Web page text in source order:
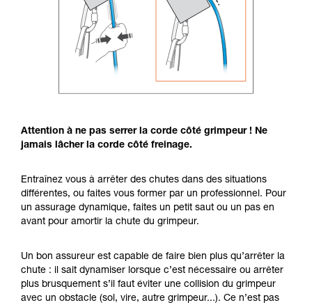
Attention à ne pas serrer la corde côté grimpeur ! Ne
jamais lâcher la corde côté freinage.
Entraînez vous à arrêter des chutes dans des situations
différentes, ou faites vous former par un professionnel. Pour
un assurage dynamique, faites un petit saut ou un pas en
avant pour amortir la chute du grimpeur.
Un bon assureur est capable de faire bien plus qu’arrêter la
chute : il sait dynamiser lorsque c’est nécessaire ou arrêter
plus brusquement s’il faut éviter une collision du grimpeur
avec un obstacle (sol, vire, autre grimpeur...). Ce n’est pas